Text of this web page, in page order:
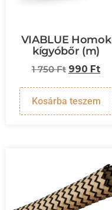
VIABLUE Homok
kígyóbőr (m)
1 750Ft 990 Ft
Kosárba teszem